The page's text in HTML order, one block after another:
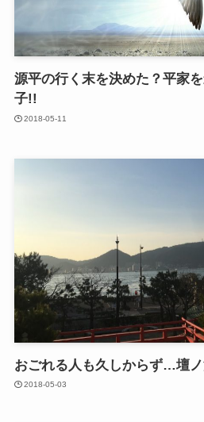
源平の行く末を決めた？平家
子!!
2018-05-11
おごれる人も久しからず…壇
2018-05-03